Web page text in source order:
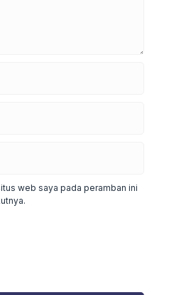
web saya pada peramban ini